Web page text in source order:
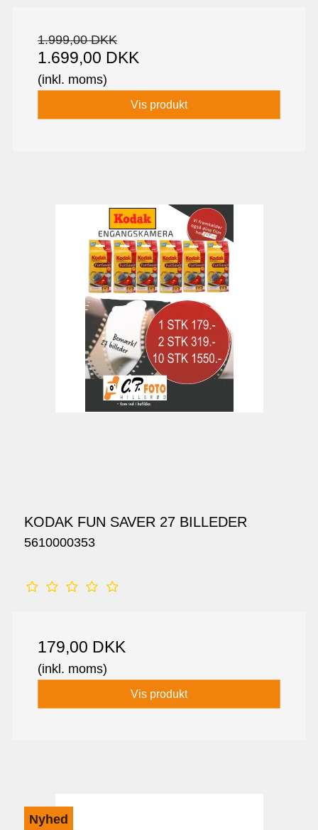
1.999,00 DKK
1.699,00 DKK
(inkl. moms)
Vis produkt
KODAK FUN SAVER 27 BILLEDER
5610000353
179,00 DKK
(inkl. moms)
Vis produkt
Nyhed